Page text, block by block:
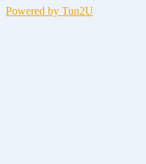
Powered by Tun2U